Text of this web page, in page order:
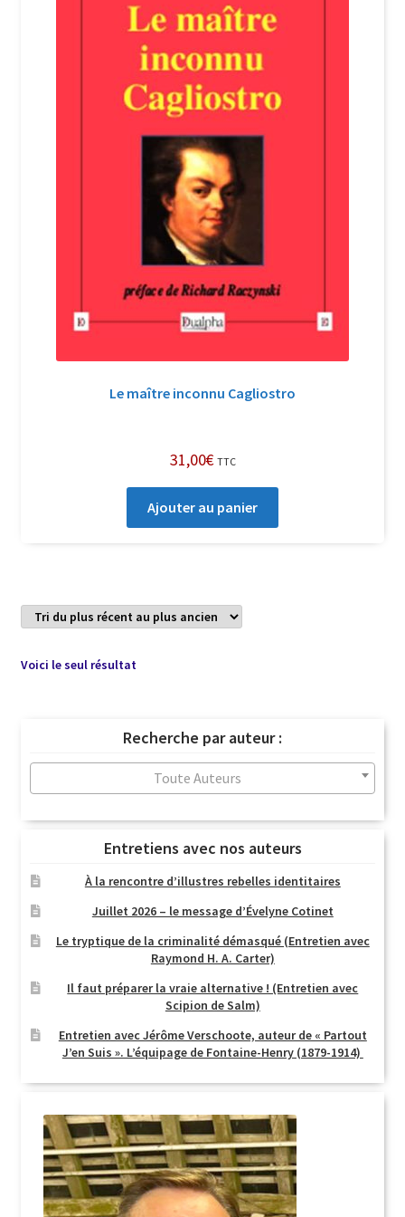
Login Customizer
Nous Contacter
Politique de confidentialité et cookies
Soutien à Philippe Randa
Suivi de la Commande
Le maître inconnu Cagliostro
31,00€ TTC
Ajouter au panier
Voici le seul résultat
Recherche par auteur :
Toute Auteurs
Entretiens avec nos auteurs
À la rencontre d’illustres rebelles identitaires
Juillet 2026 – le message d’Évelyne Cotinet
Le tryptique de la criminalité démasqué (Entretien avec
Raymond H. A. Carter)
Il faut préparer la vraie alternative ! (Entretien avec
Scipion de Salm)
Entretien avec Jérôme Verschoote, auteur de « Partout
J’en Suis ». L’équipage de Fontaine-Henry (1879-1914)